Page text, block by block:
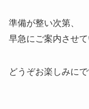
準備が整い次第、
早急にご案内させて
どうぞお楽しみに